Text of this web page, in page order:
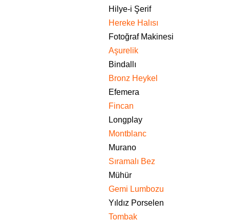
Hilye-i Şerif
Hereke Halısı
Fotoğraf Makinesi
Aşurelik
Bindallı
Bronz Heykel
Efemera
Fincan
Longplay
Montblanc
Murano
Sıramalı Bez
Mühür
Gemi Lumbozu
Yıldız Porselen
Tombak